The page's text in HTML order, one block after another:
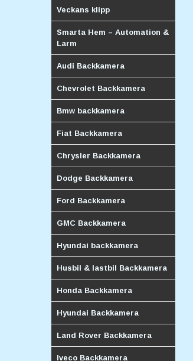
Veckans klipp
Smarta Hem – Automation &
Larm
Audi Backkamera
Chevrolet Backkamera
Bmw backkamera
Fiat Backkamera
Chrysler Backkamera
Dodge Backkamera
Ford Backkamera
GMC Backkamera
Hyundai backkamera
Husbil & lastbil Backkamera
Honda Backkamera
Hyundai Backkamera
Land Rover Backkamera
Iveco Backkamera